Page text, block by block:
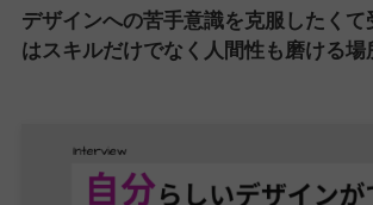
デザインへの苦手意識を克服したくて
はスキルだけでなく人間性も磨ける場